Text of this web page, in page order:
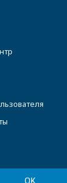
ОК